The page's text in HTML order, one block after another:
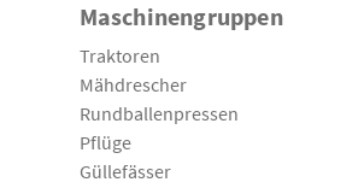
Maschinengruppen
Traktoren
Mähdrescher
Rundballenpressen
Pflüge
Güllefässer